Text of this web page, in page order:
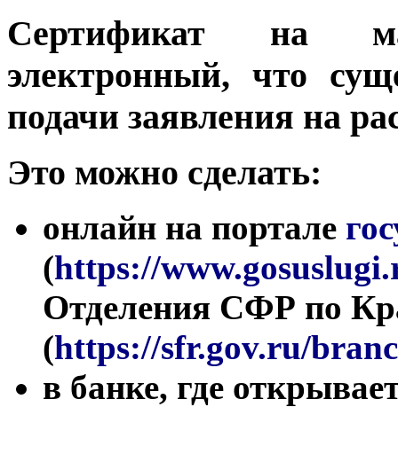
Сертификат на
электронный, что
подачи заявления на
Это можно сделать:
онлайн на портале
(https://
Отделения СФР по
(https://sfr.gov.ru/
в банке, где